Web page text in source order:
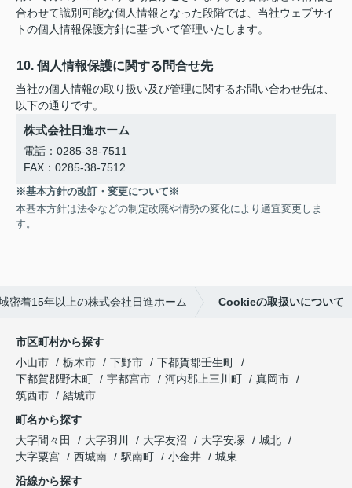
合わせて識別可能な個人情報となった段階では、当社ウェブサイ
トの個人情報保護方針に基づいて管理いたします。
10. 個人情報保護に関する問合せ先
当社の個人情報の取り扱い及び管理に関するお問い合わせ先は、
以下の通りです。
株式会社日進ホーム
電話：0285-38-7511
FAX：0285-38-7512
※基本方針の改訂・変更について※
本基本方針は法令などの制定改廃や情勢の変化により適宜変更しま
す。
密着15年以上の株式会社日進ホーム Cookieの取扱いについて
市区町村から探す
小山市
栃木市 下野市
下都賀郡壬生町
下都賀郡野木町
宇都宮市 河内郡上三川町
真岡市
筑西市
結城市
町名から探す
大字間々田
大字羽川 大字友沼 大字安塚
城北
大字粟宮
西城南 駅南町 小金井
城東
沿線から探す